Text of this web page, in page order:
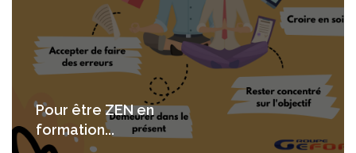
Pour être ZEN en
formation...